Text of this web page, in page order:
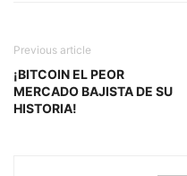
Previous article
¡BITCOIN EL PEOR
MERCADO BAJISTA DE SU
HISTORIA!